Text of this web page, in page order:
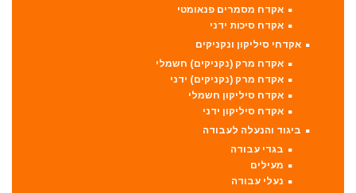
אקדח מסמרים פנאומטי
אקדח סיכות ידני
אקדחי סיליקון ונקניקים
אקדח מרק (נקניקים) חשמלי
אקדח מרק (נקניקים) ידני
אקדח סיליקון חשמלי
אקדח סיליקון ידני
ביגוד והנעלה לעבודה
בגדי עבודה
מעילים
נעלי עבודה